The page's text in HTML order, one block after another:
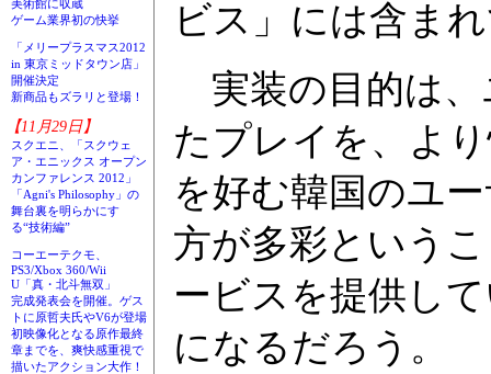
美術館に収蔵
ゲーム業界初の快挙
「メリープラスマス2012
in 東京ミッドタウン店」
開催決定
新商品もズラリと登場！
【11月29日】
スクエニ、「スクウェ
ア・エニックス オープン
カンファレンス 2012」
「Agni's Philosophy」の
舞台裏を明らかにす
る“技術編”
コーエーテクモ、
PS3/Xbox 360/Wii
U「真・北斗無双」
完成発表会を開催。ゲス
トに原哲夫氏やV6が登場
初映像化となる原作最終
章までを、爽快感重視で
描いたアクション大作！
ビス」には含ま
実装の目的は、
たプレイを、よ
を好む韓国のユ
方が多彩という
ービスを提供し
になるだろう。